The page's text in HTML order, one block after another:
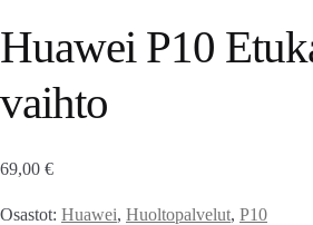
Huawei P10
vaihto
69,00 €
Osastot: Huawei, Huoltopalvelut, P10